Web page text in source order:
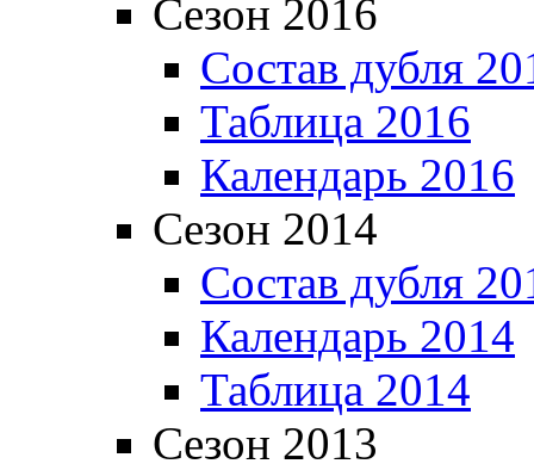
Сезон 2016
Состав дубля
Таблица 2016
Календарь 2016
Сезон 2014
Состав дубля
Календарь 2014
Таблица 2014
Сезон 2013